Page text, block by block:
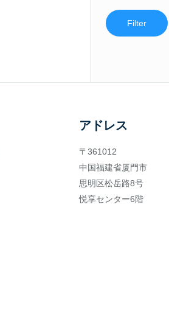
Filter
アドレス
〒361012
中国福建省厦門市
思明区松岳路8号
悦享センター6階